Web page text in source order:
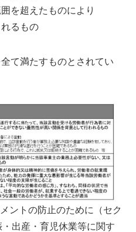
を超えたものにより
るもの
て満たすものとされてい
ントの防止のために（セク
出産・育児休業等に関す